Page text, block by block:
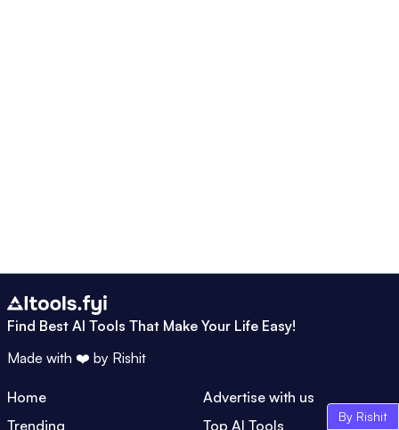
Find Best AI Tools That Make Your Life Easy!
Made with ❤️ by Rishit
Home
Advertise with us
Trending
Top AI Tools
By Rishit